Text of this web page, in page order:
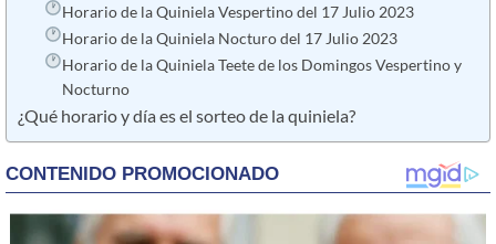
Horario de la Quiniela Vespertino del 17 Julio 2023
Horario de la Quiniela Nocturo del 17 Julio 2023
Horario de la Quiniela Teete de los Domingos Vespertino y
Nocturno
¿Qué horario y día es el sorteo de la quiniela?